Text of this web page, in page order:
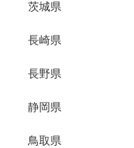
茨城県
長崎県
長野県
静岡県
鳥取県